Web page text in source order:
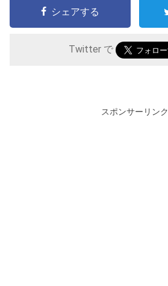
シェアする
Twitter で
スポンサーリンク